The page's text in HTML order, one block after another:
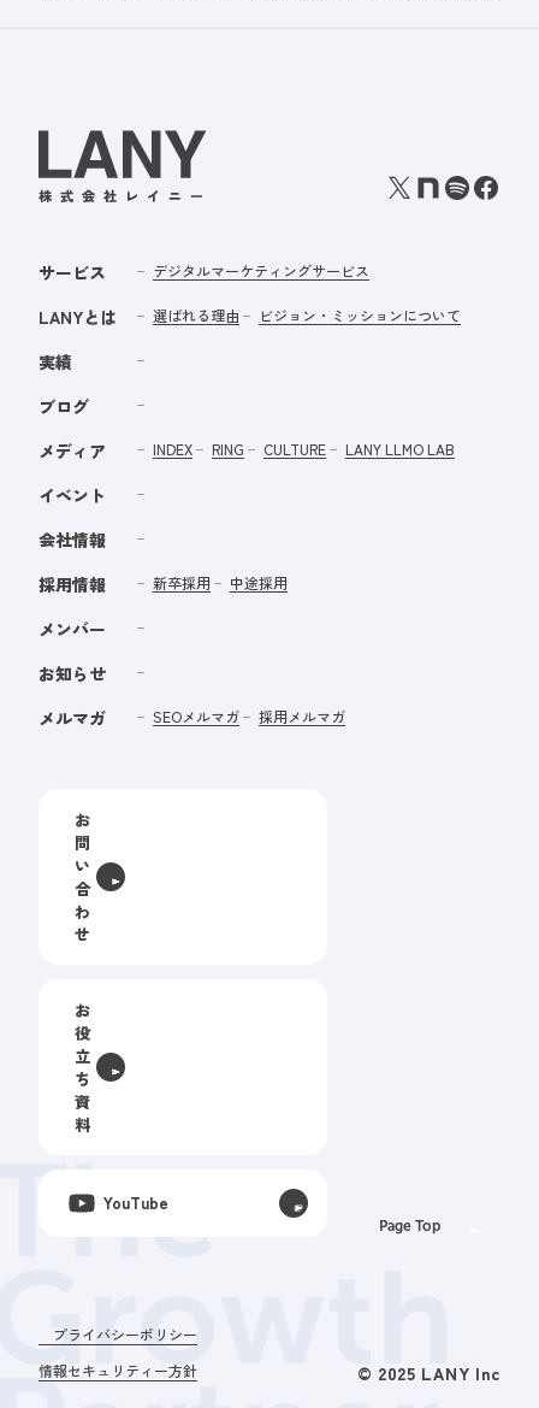
プライバシーポリシー
情報セキュリティー方針
© 2025 LANY Inc
サービス デジタルマーケティングサービス
LANYとは 選ばれる理由 ビジョン・ミッションについて
実績
ブログ
メディア
INDEX RING CULTURE LANY LLMO LAB
イベント
会社情報
採用情報
新卒採用 中途採用
メンバー
お知らせ
メルマガ
SEOメルマガ 採用メルマガ
お
問
い
合
わ
せ
お
役
立
ち
資
料
YouTube
Page Top